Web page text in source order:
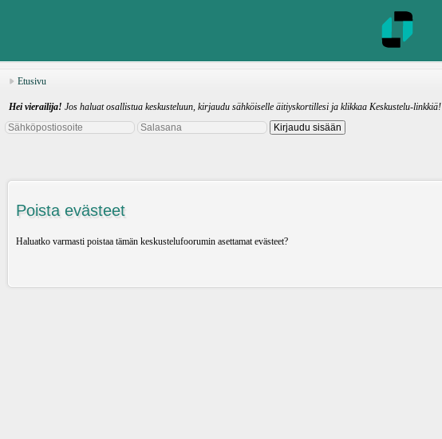
Etusivu
Hei vierailija! Jos haluat osallistua keskusteluun, kirjaudu sähköiselle äitiyskortillesi ja klikkaa Keskustelu-linkkiä!
Poista evästeet
Haluatko varmasti poistaa tämän keskustelufoorumin asettamat evästeet?